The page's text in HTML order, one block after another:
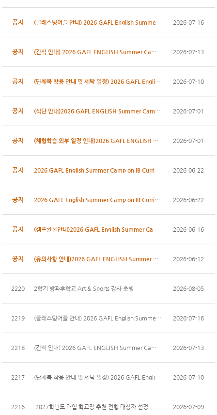
공지 (클래스팅어플 안내) 2026 GAFL English Summer Camp ... 2026-07-16
공지 (간식 안내) 2026 GAFL ENGLISH Summer Camp on IB Cu... 2026-07-13
공지 (단체복 착용 안내 및 세탁 일정) 2026 GAFL English ... 2026-07-10
공지 (식단 안내)2026 GAFL ENGLISH Summer Camp on IB Cur... 2026-07-01
공지 (체험학습 외부 일정 안내)2026 GAFL ENGLISH Summer ... 2026-07-01
공지 2026 GAFL English Summer Camp on IB Curricululm 접... 2026-06-22
공지 2026 GAFL English Summer Camp on IB Curriculum 접수... 2026-06-22
공지 (캠프환불안내)2026 GAFL English Summer Camp on IB ... 2026-06-16
공지 (유의사항 안내)2026 GAFL ENGLISH Summer Camp on IB... 2026-06-12
2220 2학기 방과후학교 Art & Sports 강사 초빙 2026-08-05
2219 (클래스팅어플 안내) 2026 GAFL English Summer Camp ... 2026-07-16
2218 (간식 안내) 2026 GAFL ENGLISH Summer Camp on IB Cu... 2026-07-13
2217 (단체복 착용 안내 및 세탁 일정) 2026 GAFL English ... 2026-07-10
2216 2027학년도 대입 학교장 추천 전형 대상자 선정... 2026-07-09